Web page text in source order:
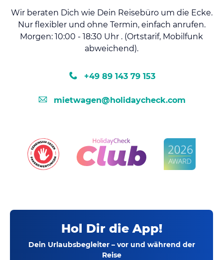
Wir beraten Dich wie Dein Reisebüro um die Ecke.
Nur flexibler und ohne Termin, einfach anrufen.
Morgen: 10:00 - 18:30 Uhr . (Ortstarif, Mobilfunk
abweichend).
+49 89 143 79 153
mietwagen@holidaycheck.com
Hol Dir die App!
Dein Urlaubsbegleiter – vor und während der
Reise